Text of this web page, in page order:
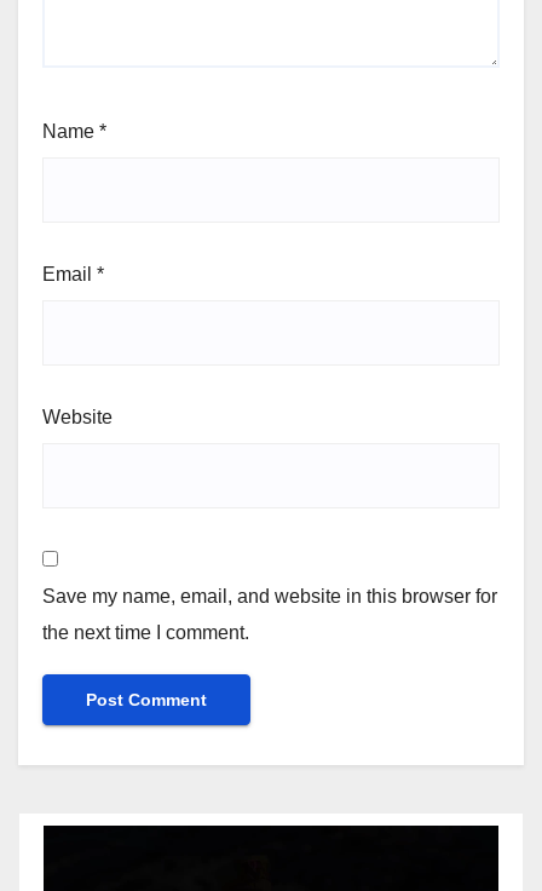
Name *
Email *
Website
Save my name, email, and website in this browser for
the next time I comment.